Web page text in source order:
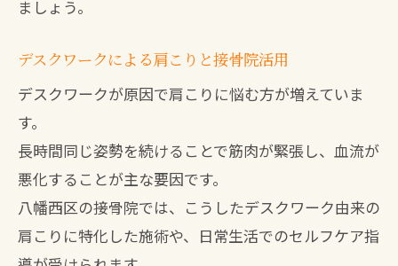
ましょう。
デスクワークによる肩こりと接骨院活用
デスクワークが原因で肩こりに悩む方が増えていま
す。
長時間同じ姿勢を続けることで筋肉が緊張し、血流が
悪化することが主な要因です。
八幡西区の接骨院では、こうしたデスクワーク由来の
肩こりに特化した施術や、日常生活でのセルフケア指